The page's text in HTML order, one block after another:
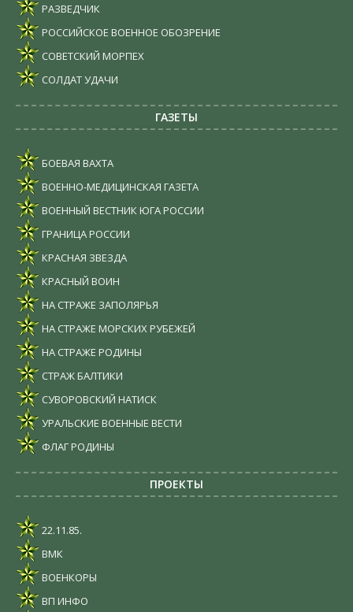
РАЗВЕДЧИК
РОССИЙСКОЕ ВОЕННОЕ ОБОЗРЕНИЕ
СОВЕТСКИЙ МОРПЕХ
СОЛДАТ УДАЧИ
ГАЗЕТЫ
БОЕВАЯ ВАХТА
ВОЕННО-МЕДИЦИНСКАЯ ГАЗЕТА
ВОЕННЫЙ ВЕСТНИК ЮГА РОССИИ
ГРАНИЦА РОССИИ
КРАСНАЯ ЗВЕЗДА
КРАСНЫЙ ВОИН
НА СТРАЖЕ ЗАПОЛЯРЬЯ
НА СТРАЖЕ МОРСКИХ РУБЕЖЕЙ
НА СТРАЖЕ РОДИНЫ
СТРАЖ БАЛТИКИ
СУВОРОВСКИЙ НАТИСК
УРАЛЬСКИЕ ВОЕННЫЕ ВЕСТИ
ФЛАГ РОДИНЫ
ПРОЕКТЫ
22.11.85.
ВМК
ВОЕНКОРЫ
ВП ИНФО